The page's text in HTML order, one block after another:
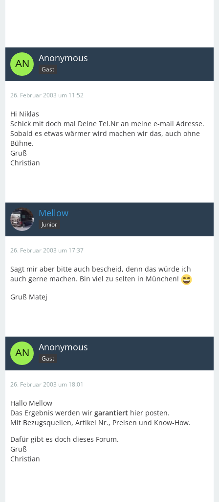
Anonymous
Gast
26. Februar 2003 um 11:52
Hi Niklas
Schick mit doch mal Deine Tel.Nr an meine e-mail Adresse.
Sobald es etwas wärmer wird machen wir das, auch ohne
Bühne.
Gruß
Christian
Mellow
Junior
26. Februar 2003 um 17:37
Sagt mir aber bitte auch bescheid, denn das würde ich
auch gerne machen. Bin viel zu selten in München!
Gruß Matej
Anonymous
Gast
26. Februar 2003 um 18:01
Hallo Mellow
Das Ergebnis werden wir garantiert hier posten.
Mit Bezugsquellen, Artikel Nr., Preisen und Know-How.
Dafür gibt es doch dieses Forum.
Gruß
Christian